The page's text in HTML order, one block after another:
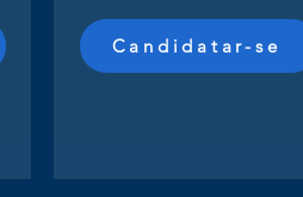
Candidatar-se